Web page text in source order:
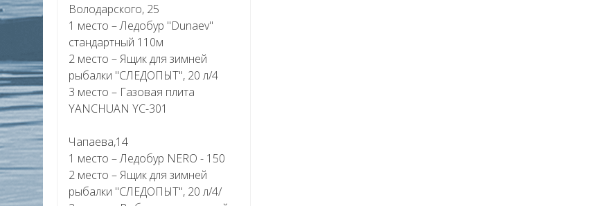
Володарского, 25
1 место – Ледобур "Dunaev"
стандартный 110м
2 место – Ящик для зимней
рыбалки "СЛЕДОПЫТ", 20 л/4
3 место – Газовая плита
YANCHUAN YC-301
Чапаева,14
1 место – Ледобур NERO - 150
2 место – Ящик для зимней
рыбалки "СЛЕДОПЫТ", 20 л/4/